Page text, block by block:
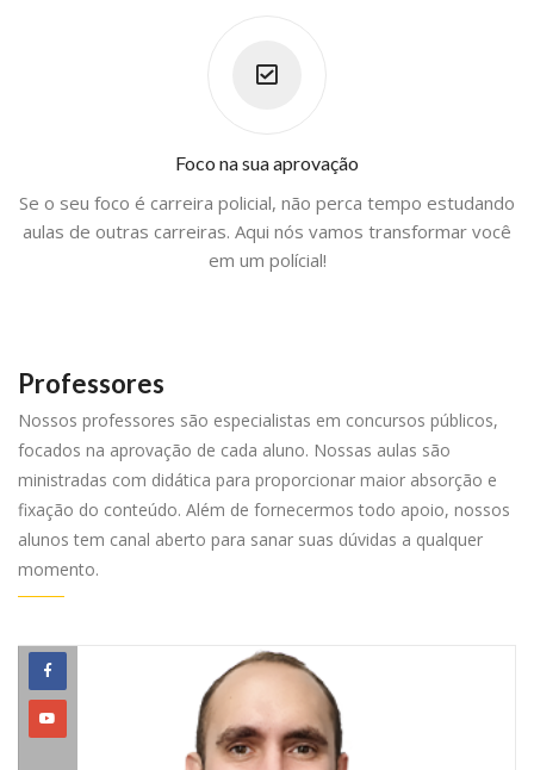
Foco na sua aprovação
Se o seu foco é carreira policial, não perca tempo estudando
aulas de outras carreiras. Aqui nós vamos transformar você
em um polícial!
Professores
Nossos professores são especialistas em concursos públicos,
focados na aprovação de cada aluno. Nossas aulas são
ministradas com didática para proporcionar maior absorção e
fixação do conteúdo. Além de fornecermos todo apoio, nossos
alunos tem canal aberto para sanar suas dúvidas a qualquer
momento.